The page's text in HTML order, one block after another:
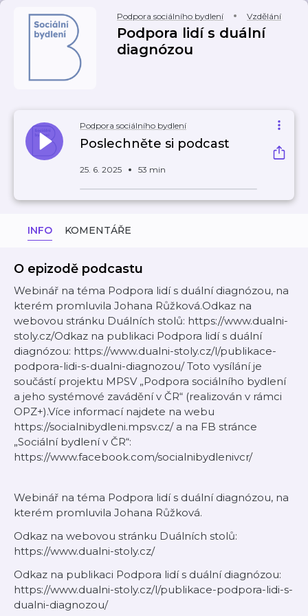
Podpora sociálního bydlení Vzdělání
Podpora lidí s duální
diagnózou
Podpora sociálního bydlení
Poslechněte si podcast
25. 6. 2025 53 min
INFO KOMENTÁŘE
O epizodě podcastu
Webinář na téma Podpora lidí s duální diagnózou, na
kterém promluvila Johana Růžková.Odkaz na
webovou stránku Duálních stolů: https://www.dualni-
stoly.cz/Odkaz na publikaci Podpora lidí s duální
diagnózou: https://www.dualni-stoly.cz/l/publikace-
podpora-lidi-s-dualni-diagnozou/ Toto vysílání je
součástí projektu MPSV „Podpora sociálního bydlení
a jeho systémové zavádění v ČR“ (realizován v rámci
OPZ+).Více informací najdete na webu
https://socialnibydleni.mpsv.cz/ a na FB stránce
„Sociální bydlení v ČR“:
https://www.facebook.com/socialnibydlenivcr/
Webinář na téma Podpora lidí s duální diagnózou, na
kterém promluvila Johana Růžková.
Odkaz na webovou stránku Duálních stolů:
https://www.dualni-stoly.cz/
Odkaz na publikaci Podpora lidí s duální diagnózou:
https://www.dualni-stoly.cz/l/publikace-podpora-lidi-s-
dualni-diagnozou/